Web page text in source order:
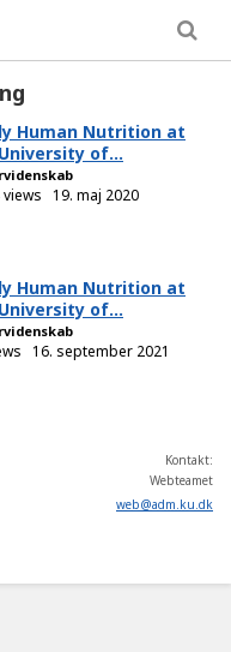
Human Nutrition at
of...
views 19. maj 2020
Human Nutrition at
of...
16. september 2021
Kontakt:
Webteamet
web@adm.ku.dk